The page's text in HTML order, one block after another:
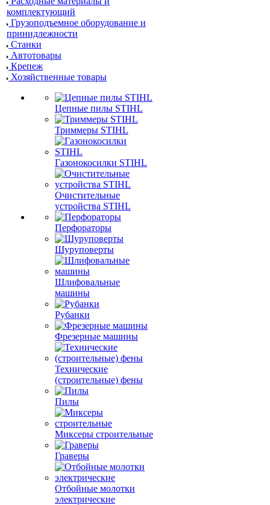
комплектующий
Грузоподъемное оборудование и
принидлежности
Станки
Автотовары
Крепеж
Хозяйственные товары
Цепные пилы STIHL
Триммеры STIHL
Газонокосилки STIHL
Очистительные
устройства STIHL
Перфораторы
Шуруповерты
Шлифовальные
машины
Рубанки
Фрезерные машины
Технические
(строительные) фены
Пилы
Миксеры строительные
Граверы
Отбойные молотки
электрические